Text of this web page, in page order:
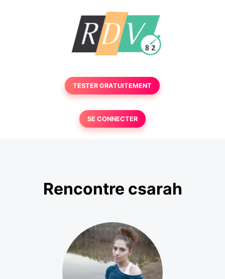
TESTER GRATUITEMENT
SE CONNECTER
Rencontre csarah